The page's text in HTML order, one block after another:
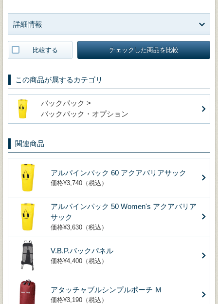
詳細情報
比較する チェックした商品を比較
この商品が属するカテゴリ
バックパック >
バックパック・オプション
関連商品
アルパインパック 60 アクアバリアサック
価格¥3,740（税込）
アルパインパック 50 Women's アクアバリア
サック
価格¥3,630（税込）
V.B.P.バックパネル
価格¥4,400（税込）
アタッチャブルシンプルポーチ Ｍ
価格¥3,190（税込）